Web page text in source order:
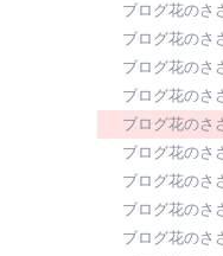
ブログ花のさ
ブログ花のさ
ブログ花のさ
ブログ花のさ
ブログ花のさ
ブログ花のさ
ブログ花のさ
ブログ花のさ
ブログ花のさ